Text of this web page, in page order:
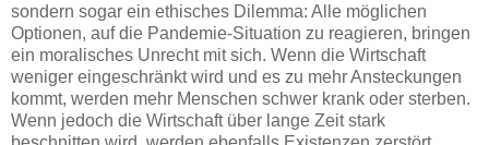
sondern sogar ein ethisches Dilemma: Alle möglichen
Optionen, auf die Pandemie-Situation zu reagieren, bringen
ein moralisches Unrecht mit sich. Wenn die Wirtschaft
weniger eingeschränkt wird und es zu mehr Ansteckungen
kommt, werden mehr Menschen schwer krank oder sterben.
Wenn jedoch die Wirtschaft über lange Zeit stark